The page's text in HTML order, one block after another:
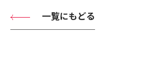
一覧にもどる